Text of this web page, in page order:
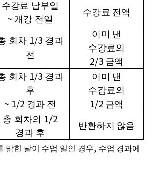
수강료 납부일
~개강 전일
수강료 전액
회차 1/3 경과
전
이미 낸
수강료의
2/3 금액
회차 1/3 경과
후
~ 1/2 경과 전
이미 낸
수강료의
1/2 금액
총 회차의 1/2
경과 후
반환하지 않음
밝힌 날이 수업 일인 경우, 수업 경과에